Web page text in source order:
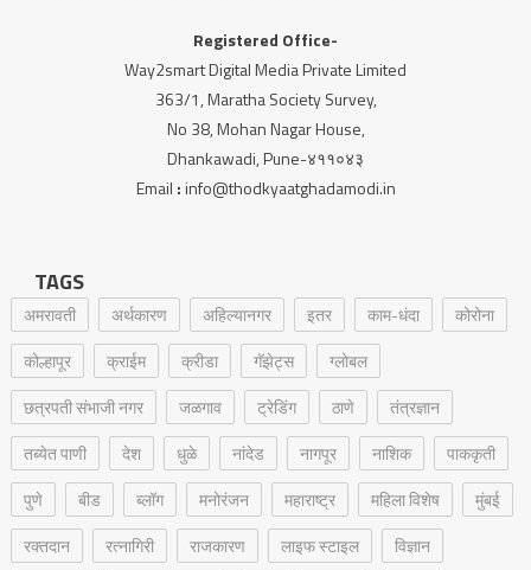
Registered Office-
Way2smart Digital Media Private Limited
363/1, Maratha Society Survey,
No 38, Mohan Nagar House,
Dhankawadi, Pune-४११०४३
Email :info@thodkyaatghadamodi.in
TAGS
अमरावती अर्थकारण अहिल्यानगर इतर काम-धंदा
कोरोना
कोल्हापूर
क्राईम क्रीडा गॅझेट्स
ग्लोबल
छत्रपती संभाजी नगर
जळगाव ट्रेडिंग ठाणे
तंत्रज्ञान
तब्येत पाणी
देश धुळे नांदेड नागपूर नाशिक
पाककृती
पुणे
बीड ब्लॉग मनोरंजन महाराष्ट्र महिला विशेष
मुंबई
रक्‍तदान
रत्नागिरी राजकारण लाइफ स्टाइल
विज्ञान